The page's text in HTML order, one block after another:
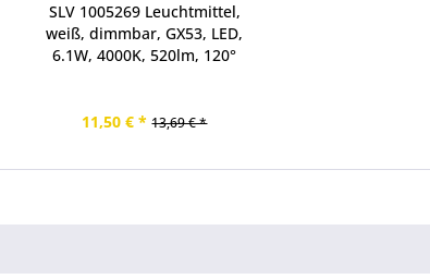
SLV 1005269 Leuchtmittel,
weiß, dimmbar, GX53, LED,
6.1W, 4000K, 520lm, 120°
11,50 € * 13,69 € *